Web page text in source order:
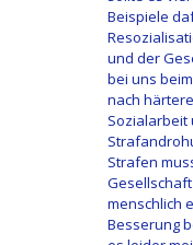
Beispiele
und der
bei uns
nach
Sozialarbeit
Strafen
menschlich
Besserung